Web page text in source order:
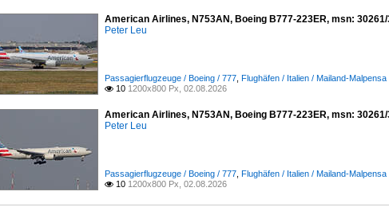
American Airlines, N753AN, Boeing B777-223ER, msn:
Peter Leu
Passagierflugzeuge / Boeing / 777 Flughäfen / Italien / Mailand-
 10 1200x800 Px, 02.08.2026
American Airlines, N753AN, Boeing B777-223ER, msn:
Peter Leu
Passagierflugzeuge / Boeing / 777 Flughäfen / Italien / Mailand-
 10 1200x800 Px, 02.08.2026